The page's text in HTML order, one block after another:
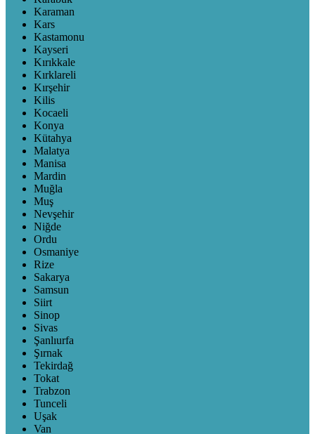
Karaman
Kars
Kastamonu
Kayseri
Kırıkkale
Kırklareli
Kırşehir
Kilis
Kocaeli
Konya
Kütahya
Malatya
Manisa
Mardin
Muğla
Muş
Nevşehir
Niğde
Ordu
Osmaniye
Rize
Sakarya
Samsun
Siirt
Sinop
Sivas
Şanlıurfa
Şırnak
Tekirdağ
Tokat
Trabzon
Tunceli
Uşak
Van